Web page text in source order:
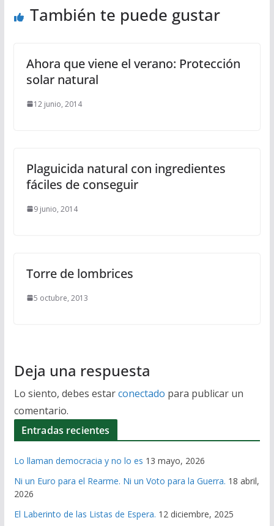
También te puede gustar
Ahora que viene el verano: Protección
solar natural
12 junio, 2014
Plaguicida natural con ingredientes
fáciles de conseguir
9 junio, 2014
Torre de lombrices
5 octubre, 2013
Deja una respuesta
Lo siento, debes estarconectado para publicar un
comentario.
Entradas recientes
Lo llaman democracia y no lo es 13 mayo, 2026
Ni un Euro para el Rearme. Ni un Voto para la Guerra. 18 abril,
2026
El Laberinto de las Listas de Espera. 12 diciembre, 2025